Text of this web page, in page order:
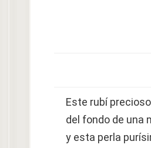
Este rubí
del fondo de una
y esta perla